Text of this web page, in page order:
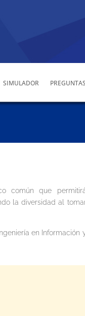
SIMULADOR
común que
la diversidad al
en Información